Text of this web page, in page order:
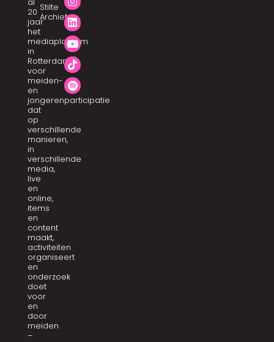
20
jaar
het
mediaplatform
in
Rotterdam
voor
meiden-
en
jongerenparticipatie
dat
op
verschillende
manieren,
in
verschillende
media,
live
en
online,
items
en
content
maakt,
activiteiten
organiseert
en
onderzoek
doet
voor
en
door
meiden
–
Stilte
Archief